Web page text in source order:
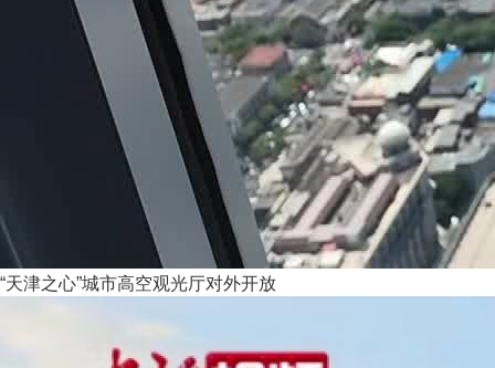
“天津之心”城市高空观光厅对外开放